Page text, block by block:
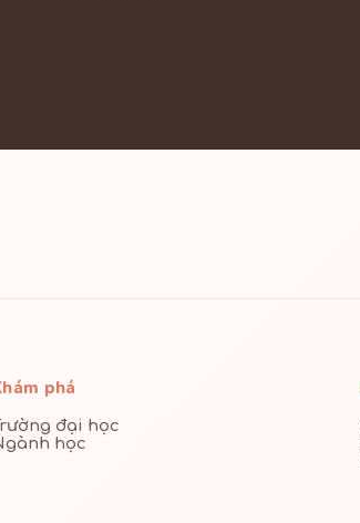
phá
đại học
học